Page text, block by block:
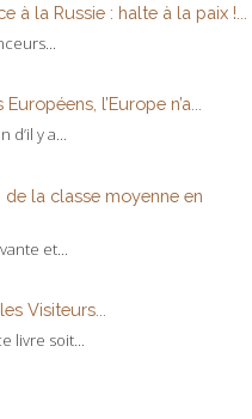
à la Russie : halte à la paix !...
l’Europe n’a...
d’il y a...
de la classe moyenne en
et...
Visiteurs...
livre soit...